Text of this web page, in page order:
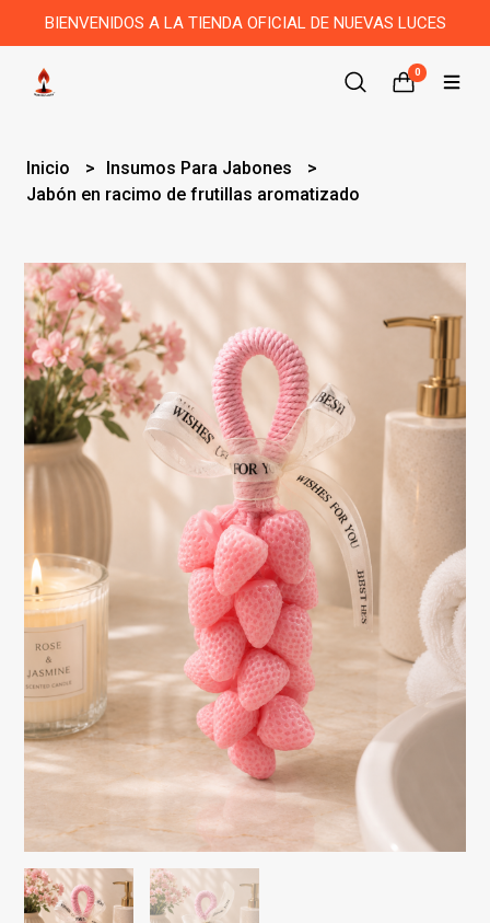
BIENVENIDOS A LA TIENDA OFICIAL DE NUEVAS LUCES
0
Inicio
Insumos Para Jabones
Jabón en racimo de frutillas aromatizado